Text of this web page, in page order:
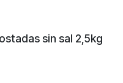
sin sal 2,5kg